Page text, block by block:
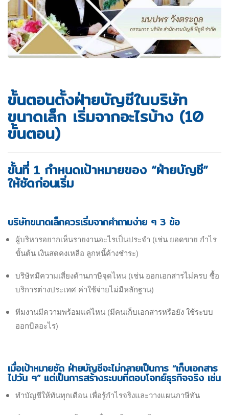
ขั้นตอนตั้งฝ่ายบัญชีในบริษัท
ขนาดเล็ก เริ่มจากอะไรบ้าง (10
ขั้นตอน)
ขั้นที่ 1 กำหนดเป้าหมายของ “ฝ่ายบัญชี”
ให้ชัดก่อนเริ่ม
บริษัทขนาดเล็กควรเริ่มจากคำถามง่าย ๆ 3 ข้อ
ผู้บริหารอยากเห็นรายงานอะไรเป็นประจำ (เช่น ยอดขาย กำไร
ขั้นต้น เงินสดคงเหลือ ลูกหนี้ค้างชำระ)
บริษัทมีความเสี่ยงด้านภาษีจุดไหน (เช่น ออกเอกสารไม่ครบ ซื้อ
บริการต่างประเทศ ค่าใช้จ่ายไม่มีหลักฐาน)
ทีมงานมีความพร้อมแค่ไหน (มีคนเก็บเอกสารหรือยัง ใช้ระบบ
ออกบิลอะไร)
เมื่อเป้าหมายชัด ฝ่ายบัญชีจะไม่กลายเป็นการ “เก็บเอกสาร
ไปวัน ๆ” แต่เป็นการสร้างระบบที่ตอบโจทย์ธุรกิจจริง เช่น
ทำบัญชีให้ทันทุกเดือน เพื่อรู้กำไรจริงและวางแผนภาษีทัน